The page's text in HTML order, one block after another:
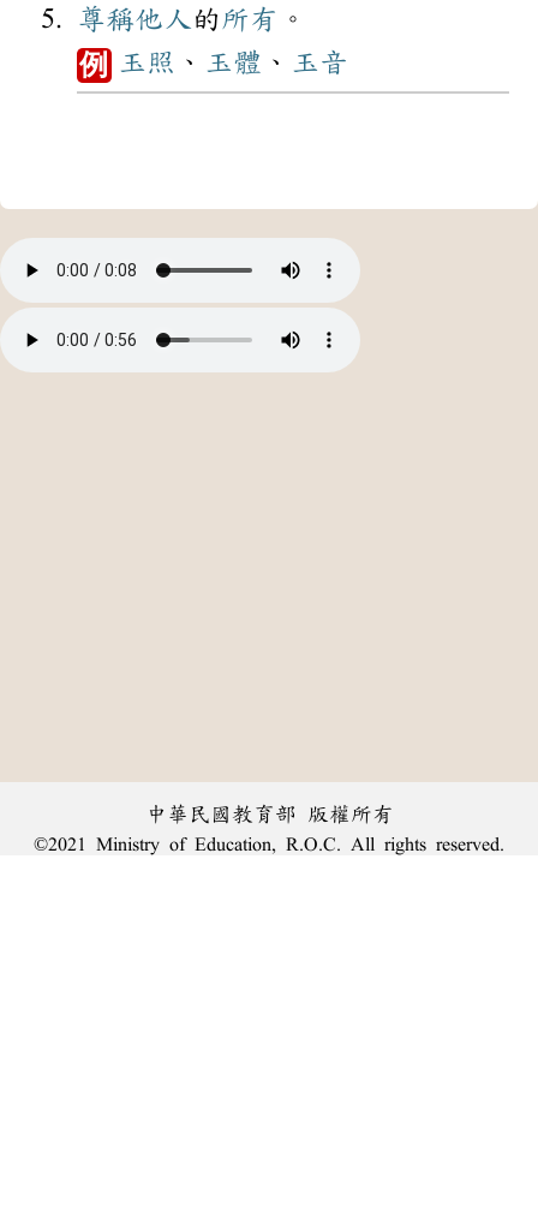
尊稱他人 的 所有 。
例 玉照 、 玉體 、 玉音
中華民國教育部 版權所有
©2021 Ministry of Education, R.O.C. All rights reserved.